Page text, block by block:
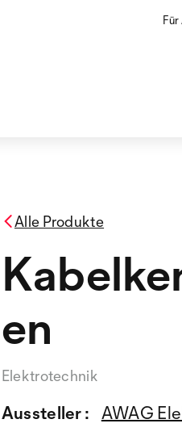
Alle Produkte
en
Elektrotechnik
Aussteller :
AWAG